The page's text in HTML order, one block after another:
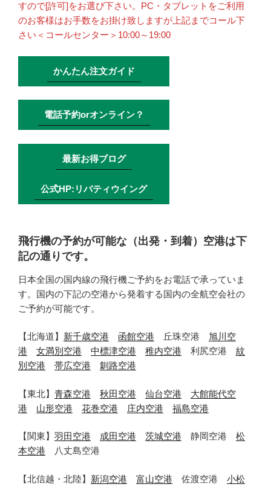
すので[許可]をお選び下さい。PC・タブレットをご利用
のお客様はお手数をお掛け致しますが上記までコール下
さい＜コールセンター＞10:00～19:00
かんたん注文ガイド
電話予約orオンライン？
最新お得ブログ
公式HP:リバティウイング
飛行機の予約が可能な（出発・到着）空港は下
記の通りです。
日本全国の国内線の飛行機ご予約をお電話で承っていま
す。国内の下記の空港から発着する国内の全航空会社の
ご予約が可能です。
【北海道】 新千歳空港 函館空港 丘珠空港 旭川空
港
女満別空港 中標津空港 稚内空港 利尻空港 紋
別空港
帯広空港 釧路空港
【東北】 青森空港 秋田空港 仙台空港
大館能代空
港
山形空港 花巻空港 庄内空港 福島空港
【関東】 羽田空港 成田空港 茨城空港 静岡空港 松
本空港 八丈島空港
【北信越・北陸】 新潟空港 富山空港 佐渡空港 小松